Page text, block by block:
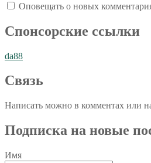
Оповещать о новых
Спoнcopcкиe ссылки
da88
Связь
Написать можно в комментах или
Подписка на новые
Имя